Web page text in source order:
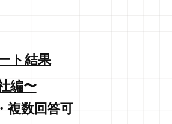
ト結果
編〜
複数回答可